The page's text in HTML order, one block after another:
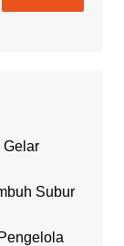
Gelar
Subur